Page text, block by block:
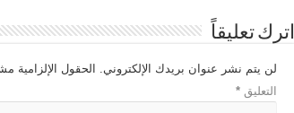
اترك تعليقاً
لن يتم نشر عنوان بريدك الإلكتروني. الحقول الإلزامية
التعليق*